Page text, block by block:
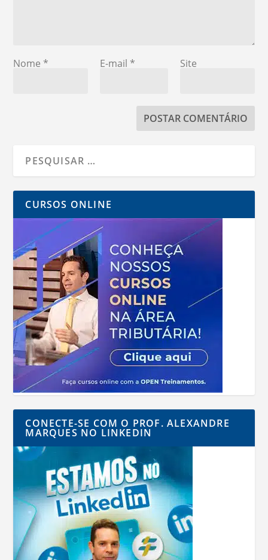
Nome * E-mail * Site
CURSOS ONLINE
CONECTE-SE COM O PROF. ALEXANDRE
MARQUES NO LINKEDIN